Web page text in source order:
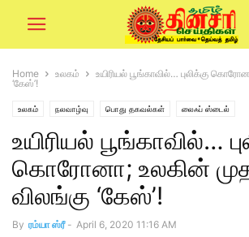
Home உலகம்
உயிரியல் பூங்காவில்… புலிக்கு
‘கேஸ்’!
உலகம் நலவாழ்வு பொது தகவல்கள் லைஃப் ஸ்டைல்
உயிரியல் பூங்காவில்…
கொரோனா; உலகின்
விலங்கு ‘கேஸ்’!
By ரம்யா ஸ்ரீ - April 6, 2020 11:16 AM